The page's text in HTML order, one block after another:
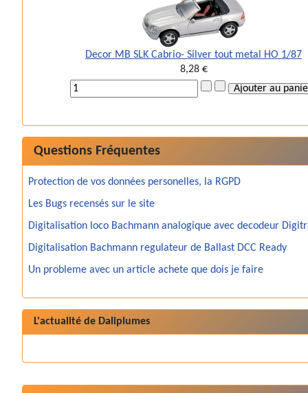
Decor MB SLK Cabrio- Silver tout metal HO 1/87
8,28 €
Questions Fréquentes
Protection de vos données personelles, la RGPD
Les Bugs recensés sur le site
Digitalisation loco Bachmann analogique avec decodeur
Digitalisation Bachmann regulateur de Ballast DCC Ready
Un probleme avec un article achete que dois je faire
L'actualité de Daliplumes